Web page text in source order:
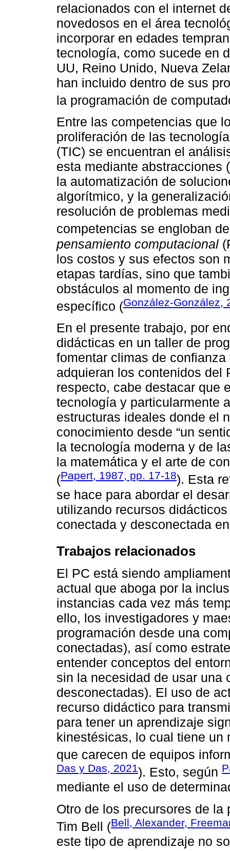
relacionados con el internet
novedosos en el área
incorporar en edades
tecnología, como sucede en
UU, Reino Unido, Nueva
han incluido dentro de sus
la programación de
Entre las competencias que
proliferación de las
(TIC) se encuentran el
esta mediante abstracciones
la automatización de
algorítmico, y la
resolución de problemas
competencias se engloban
pensamiento computacional
los costos y sus efectos son
etapas tardías, sino que
obstáculos al momento de
específico (González-González,
En el presente trabajo, por
didácticas en un taller de
fomentar climas de
adquieran los contenidos del
respecto, cabe destacar que
tecnología y particularmente
estructuras ideales donde el
conocimiento desde “un
la tecnología moderna y de
la matemática y el arte de
(Papert, 1987, pp. 17-18). Esta
se hace para abordar el
utilizando recursos
conectada y desconectada
Trabajos relacionados
El PC está siendo
actual que aboga por la
instancias cada vez más
ello, los investigadores y
programación desde una
conectadas), así como
entender conceptos del
sin la necesidad de usar una
desconectadas). El uso de
recurso didáctico para
para tener un aprendizaje
kinestésicas, lo cual tiene un
que carecen de equipos
Das y Das, 2021). Esto, según
mediante el uso de
Otro de los precursores de
Tim Bell (Bell, Alexander,
este tipo de aprendizaje no